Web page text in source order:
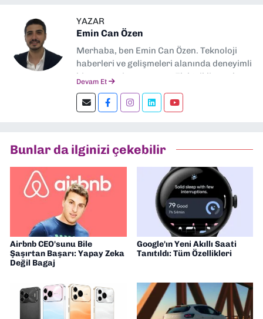
YAZAR
Emin Can Özen
Merhaba, ben Emin Can Özen. Teknoloji
haberleri ve gelişmeleri alanında deneyimli
bir gazeteci ve yazarım. Elektrikli araçlar,
en çok ilgi duyduğum konular.
Dokuzeylul.com’da yazar olarak görev
İzmir’den teknoloji dünyasına dair
yorumlarımı paylaşıyorum. Takipte kalın!
🚀
Devam Et
Bunlar da ilginizi çekebilir
Airbnb CEO'sunu Bile
Şaşırtan Başarı: Yapay Zeka
Değil Bagaj
Google'ın Yeni Akıllı Saati
Tanıtıldı: Tüm Özellikleri